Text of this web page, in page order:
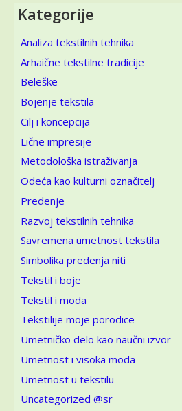
Kategorije
Analiza tekstilnih tehnika
Arhaične tekstilne tradicije
Beleške
Bojenje tekstila
Cilj i koncepcija
Lične impresije
Metodološka istraživanja
Odeća kao kulturni označitelj
Predenje
Razvoj tekstilnih tehnika
Savremena umetnost tekstila
Simbolika predenja niti
Tekstil i boje
Tekstil i moda
Tekstilije moje porodice
Umetničko delo kao naučni izvor
Umetnost i visoka moda
Umetnost u tekstilu
Uncategorized @sr